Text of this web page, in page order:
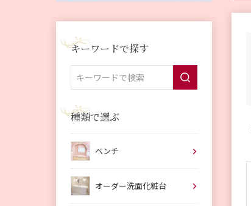
キーワードで探す
種類で選ぶ
ベンチ
オーダー洗面化粧台